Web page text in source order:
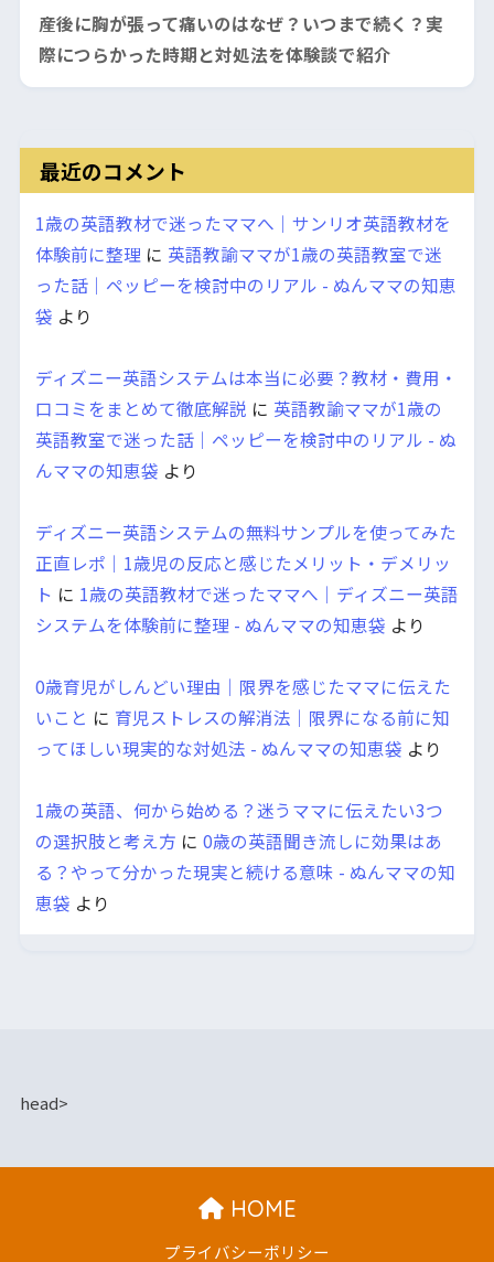
産後に胸が張って痛いのはなぜ？いつまで続く？実
際につらかった時期と対処法を体験談で紹介
最近のコメント
1歳の英語教材で迷ったママへ｜サンリオ英語教材を
体験前に整理 に 英語教諭ママが1歳の英語教室で迷
った話｜ペッピーを検討中のリアル - ぬんママの知恵
袋 より
ディズニー英語システムは本当に必要？教材・費用・
口コミをまとめて徹底解説 に 英語教諭ママが1歳の
英語教室で迷った話｜ペッピーを検討中のリアル - ぬ
んママの知恵袋 より
ディズニー英語システムの無料サンプルを使ってみた
正直レポ｜1歳児の反応と感じたメリット・デメリッ
ト に 1歳の英語教材で迷ったママへ｜ディズニー英語
システムを体験前に整理 - ぬんママの知恵袋 より
0歳育児がしんどい理由｜限界を感じたママに伝えた
いこと に 育児ストレスの解消法｜限界になる前に知
ってほしい現実的な対処法 - ぬんママの知恵袋 より
1歳の英語、何から始める？迷うママに伝えたい3つ
の選択肢と考え方 に 0歳の英語聞き流しに効果はあ
る？やって分かった現実と続ける意味 - ぬんママの知
恵袋 より
head>
HOME
プライバシーポリシー